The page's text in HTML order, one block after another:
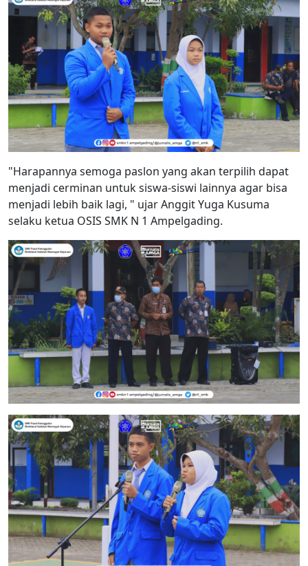
"Harapannya semoga paslon yang akan terpilih dapat
menjadi cerminan untuk siswa-siswi lainnya agar bisa
menjadi lebih baik lagi, " ujar Anggit Yuga Kusuma
selaku ketua OSIS SMK N 1 Ampelgading.